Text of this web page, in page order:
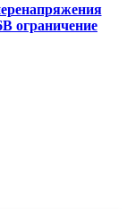
ограничение